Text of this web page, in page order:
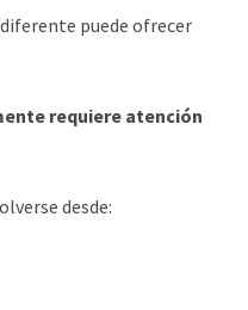
puede ofrecer
requiere atención
desde: